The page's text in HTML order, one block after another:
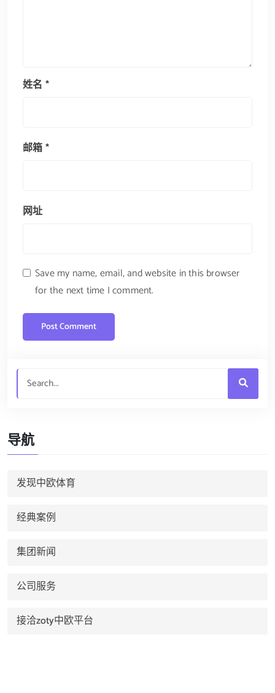
姓名 *
邮箱*
网址
Save my name, email, and website in this browser
for the next time I comment.
导航
发现中欧体育
经典案例
集团新闻
公司服务
接洽zoty中欧平台